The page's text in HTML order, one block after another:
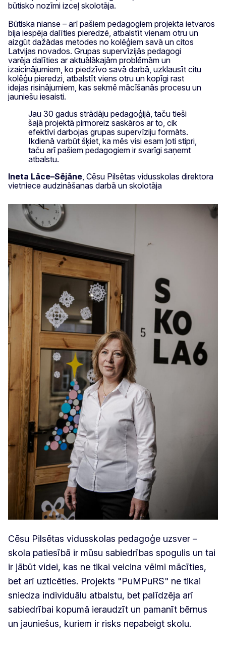
būtisko nozīmi izceļ skolotāja.
Būtiska nianse – arī pašiem pedagogiem projekta ietvaros
bija iespēja dalīties pieredzē, atbalstīt vienam otru un
aizgūt dažādas metodes no kolēģiem savā un citos
Latvijas novados. Grupas supervīzijās pedagogi
varēja dalīties ar aktuālākajām problēmām un
izaicinājumiem, ko piedzīvo savā darbā, uzklausīt citu
kolēģu pieredzi, atbalstīt viens otru un kopīgi rast
idejas risinājumiem, kas sekmē mācīšanās procesu un
jauniešu iesaisti.
Jau 30 gadus strādāju pedagoģijā, taču tieši
šajā projektā pirmoreiz saskāros ar to, cik
efektīvi darbojas grupas supervīziju formāts.
Ikdienā varbūt šķiet, ka mēs visi esam ļoti stipri,
taču arī pašiem pedagogiem ir svarīgi saņemt
atbalstu.
Ineta Lāce–Sējāne, Cēsu Pilsētas vidusskolas direktora
vietniece audzināšanas darbā un skolotāja
Cēsu Pilsētas vidusskolas pedagoģe uzsver –
skola patiesībā ir mūsu sabiedrības spogulis un tai
ir jābūt videi, kas ne tikai veicina vēlmi mācīties,
bet arī uzticēties. Projekts "PuMPuRS" ne tikai
sniedza individuālu atbalstu, bet palīdzēja arī
sabiedrībai kopumā ieraudzīt un pamanīt bērnus
un jauniešus, kuriem ir risks nepabeigt skolu.